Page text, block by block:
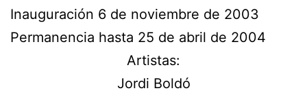
Inauguración 6 de noviembre de 2003
Permanencia hasta 25 de abril de 2004
Artistas:
Jordi Boldó